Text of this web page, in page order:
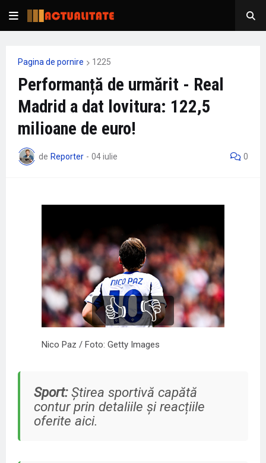
Pagina de pornire 1225
Performanță de urmărit - Real
Madrid a dat lovitura: 122,5
milioane de euro!
de Reporter - 04 iulie 0
👍 👎
Nico Paz / Foto: Getty Images
Sport:Știrea sportivă capătă
contur prin detaliile și reacțiile
oferite aici.